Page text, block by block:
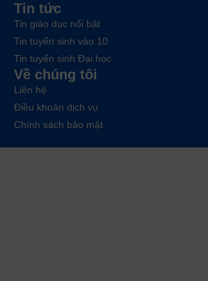
Tin tức
Tin giáo dục nổi bật
Tin tuyển sinh vào 10
Tin tuyển sinh Đại học
Về chúng tôi
Liên hệ
Điều khoản dịch vụ
Chính sách bảo mật